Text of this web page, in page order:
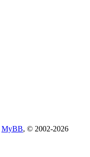
MyBB, © 2002-2026